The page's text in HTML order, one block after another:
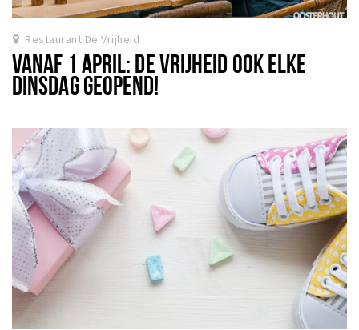
Koopzondagen
Bezienswaardigheden
Musea, theaters & podia
Natuurgebieden
Baroniepoorten
Inloggen
Restaurant De Vrijheid
VANAF 1 APRIL: DE VRIJHEID OOK ELKE
DINSDAG GEOPEND!